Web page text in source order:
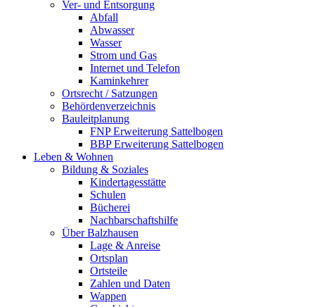
Ver- und Entsorgung
Abfall
Abwasser
Wasser
Strom und Gas
Internet und Telefon
Kaminkehrer
Ortsrecht / Satzungen
Behördenverzeichnis
Bauleitplanung
FNP Erweiterung Sattelbogen
BBP Erweiterung Sattelbogen
Leben & Wohnen
Bildung & Soziales
Kindertagesstätte
Schulen
Bücherei
Nachbarschaftshilfe
Über Balzhausen
Lage & Anreise
Ortsplan
Ortsteile
Zahlen und Daten
Wappen